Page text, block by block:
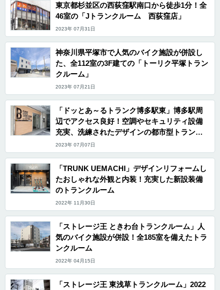
東京都杉並区の西荻窪駅南口から徒歩1分！全
46室の「Jトランクルーム 西荻窪店」
2023年 07月31日
神奈川県平塚市で人気のバイク施設が併設し
た、全112室の3F建ての「トーリク平塚トラン
クルーム」
2023年 07月21日
「ドッとあ～るトランク博多駅東」博多駅周
辺でアクセス良好！空調やセキュリティ設備
充実、洗練されたデザインの都市型トランク
ルーム
2023年 07月07日
「TRUNK UEMACHI」デザインリフォームし
たおしゃれな外観と内装！充実した新設装備
のトランクルーム
2022年 11月30日
「ストレージ王 ときわ台トランクルーム」人
気のバイク施設が併設！全185室を備えたトラ
ンクルーム
2022年 04月15日
「ストレージ王 東浅草トランクルーム」2022